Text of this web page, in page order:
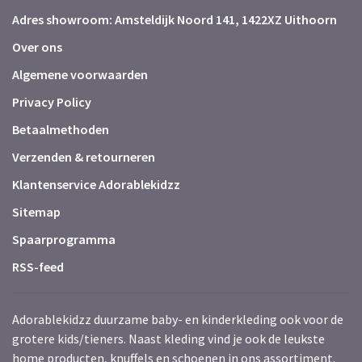
Adres showroom: Amsteldijk Noord 141, 1422XZ Uithoorn
Over ons
Algemene voorwaarden
Privacy Policy
Betaalmethoden
Verzenden & retourneren
Klantenservice Adorablekidzz
Sitemap
Spaarprogramma
RSS-feed
Adorablekidzz duurzame baby- en kinderkleding ook voor de
grotere kids/tieners. Naast kleding vind je ook de leukste
home producten, knuffels en schoenen in ons assortiment.